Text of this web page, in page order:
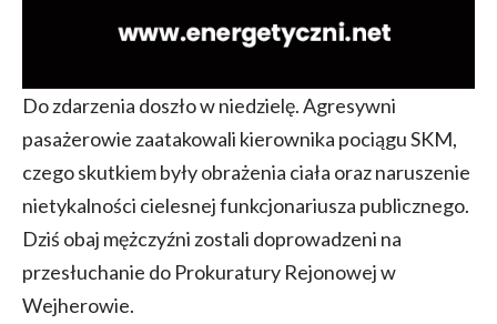
Do zdarzenia doszło w niedzielę. Agresywni
pasażerowie zaatakowali kierownika pociągu SKM,
czego skutkiem były obrażenia ciała oraz naruszenie
nietykalności cielesnej funkcjonariusza publicznego.
Dziś obaj mężczyźni zostali doprowadzeni na
przesłuchanie do Prokuratury Rejonowej w
Wejherowie.